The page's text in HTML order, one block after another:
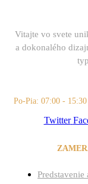
Vitajte vo svete
a dokonalého
Po-Pia: 07:00 - 15:30
Twitter
Predstavenie